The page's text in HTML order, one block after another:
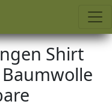
Shirt